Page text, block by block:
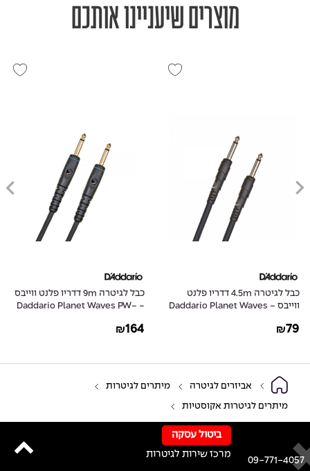
מוצרים שיעניינו אותכם
כבל לגיטרה 4.5m דדריו פלנט
ווייבס - Daddario Planet Waves
₪79
כבל לגיטרה 9m דדריו פלנט ווייבס
- Daddario Planet Waves PW-
₪164
אביזרים לגיטרה מיתרים לגיטרות
מיתרים לגיטרות אקוסטיות
09-771-4057
ביטול עסקה
מרכז שירות לגיטרות